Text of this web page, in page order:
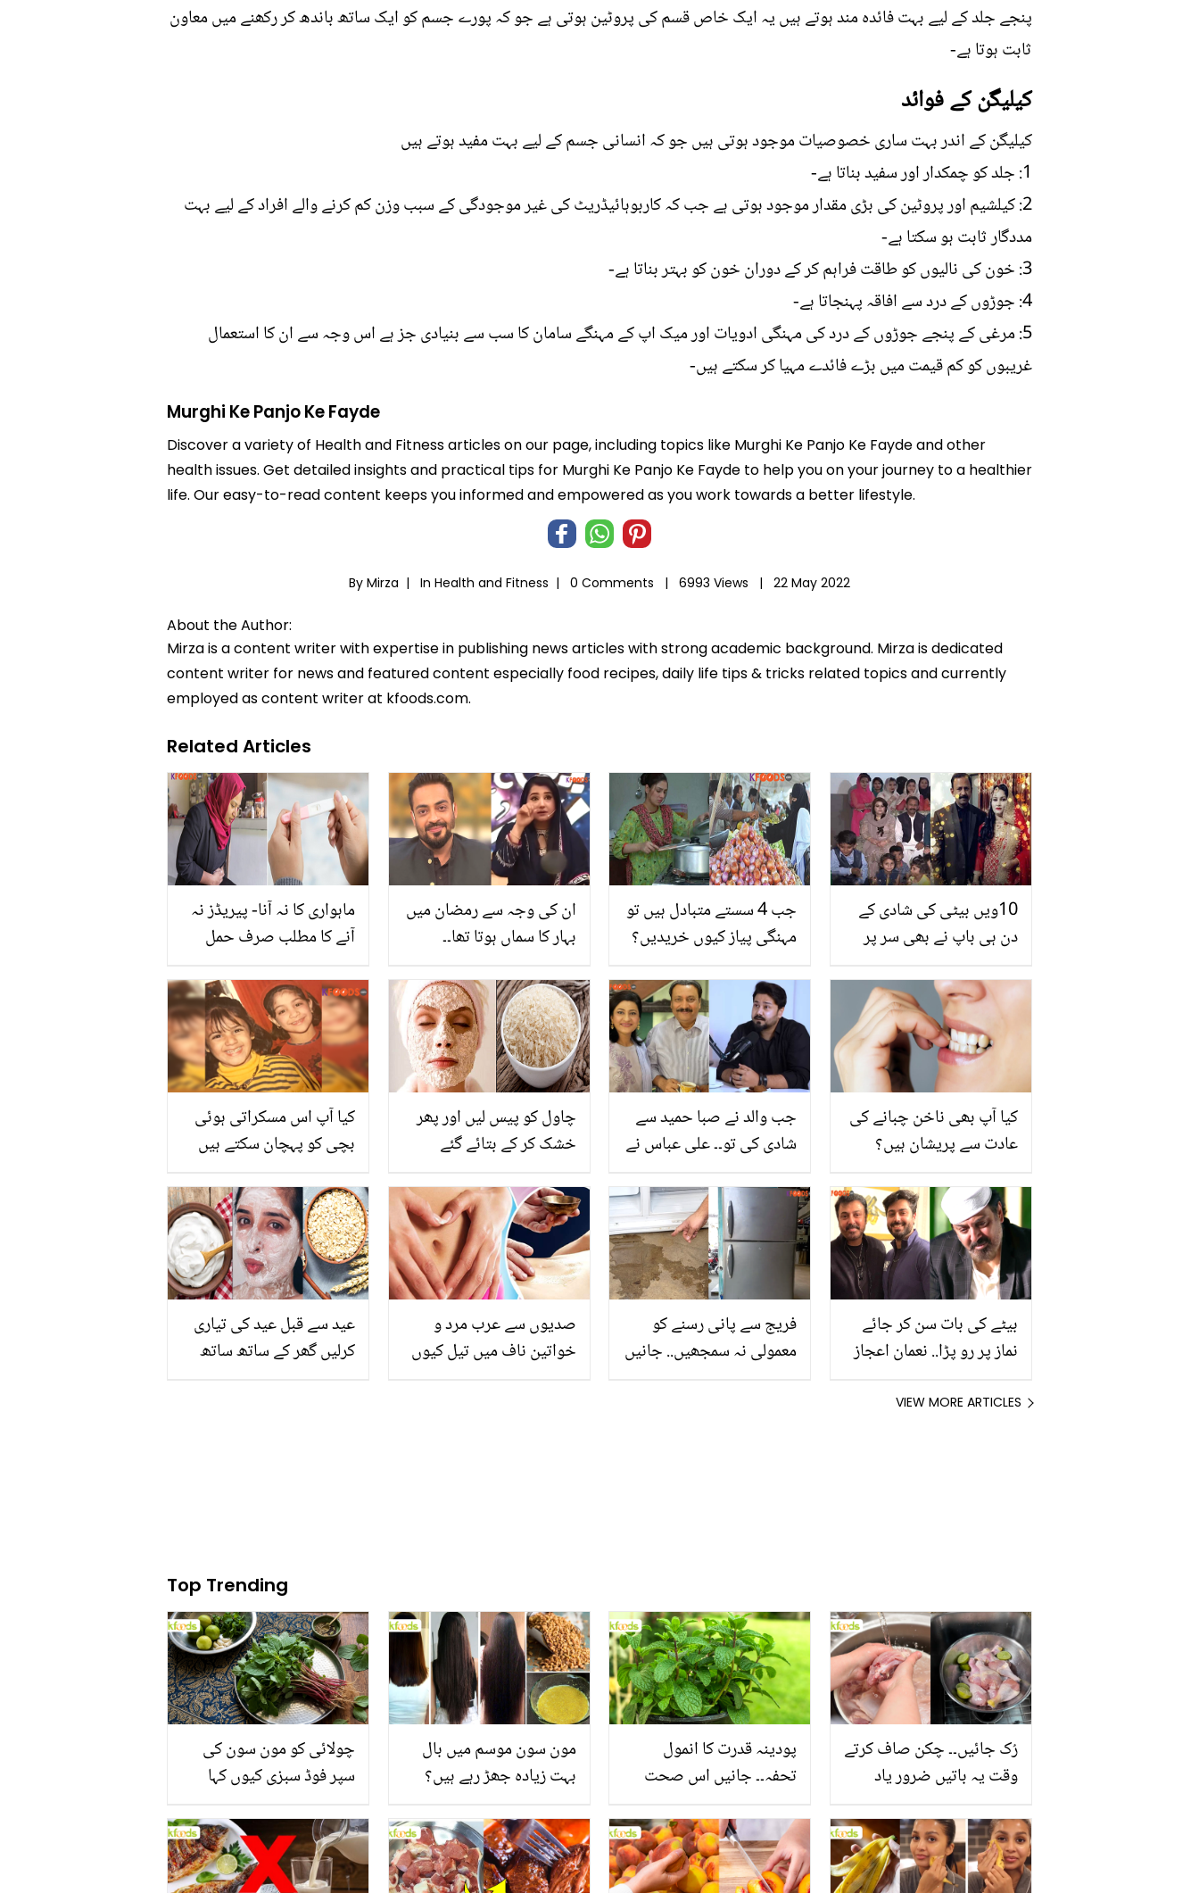
پنجے جلد کے لیے بہت فائدہ مند ہوتے ہیں یہ ایک خاص قسم کی پروٹین ہوتی ہے جو کہ پورے جسم کو ایک ساتھ باندھ کر رکھنے میں معاون
ثابت ہوتا ہے-
کیلیگن کے فوائد
کیلیگن کے اندر بہت ساری خصوصیات موجود ہوتی ہیں جو کہ انسانی جسم کے لیے بہت مفید ہوتے ہیں
1: جلد کو چمکدار اور سفید بناتا ہے-
2: کیلشیم اور پروٹین کی بڑی مقدار موجود ہوتی ہے جب کہ کاربوہائیڈریٹ کی غیر موجودگی کے سبب وزن کم کرنے والے افراد کے لیے بہت
مددگار ثابت ہو سکتا ہے-
3: خون کی نالیوں کو طاقت فراہم کر کے دوران خون کو بہتر بناتا ہے-
4: جوڑوں کے درد سے افاقہ پہنجاتا ہے-
5: مرغی کے پنجے جوڑوں کے درد کی مہنگی ادویات اور میک اپ کے مہنگے سامان کا سب سے بنیادی جز ہے اس وجہ سے ان کا استعمال
غریبوں کو کم قیمت میں بڑے فائدے مہیا کر سکتے ہیں-
Murghi Ke Panjo Ke Fayde
Discover a variety of Health and Fitness articles on our page, including topics like Murghi Ke Panjo Ke Fayde and other
health issues. Get detailed insights and practical tips for Murghi Ke Panjo Ke Fayde to help you on your journey to a healthier
life. Our easy-to-read content keeps you informed and empowered as you work towards a better lifestyle.
By Mirza | In Health and Fitness | 0 Comments | 6993 Views | 22 May 2022
About the Author:
Mirza is a content writer with expertise in publishing news articles with strong academic background. Mirza is dedicated
content writer for news and featured content especially food recipes, daily life tips & tricks related topics and currently
employed as content writer at kfoods.com.
Related Articles
ماہواری کا نہ آنا- پیریڈز نہ
آنے کا مطلب صرف حمل
ماہواری میں بے قاعدگی کا
سبب بننے والی چند
خطرناک وجوہات، جن کا
جاننا ضروری ہے
ان کی وجہ سے رمضان میں
بہار کا سماں ہوتا تھا۔۔
مرحوم عامر لیاقت کو یاد کر
کے رو پڑیں
جب 4 سستے متبادل ہیں تو
مہنگی پیاز کیوں خریدیں؟
سالن میں ڈالنے کے لئے پیاز
کے بجائے یہ چیزیں
استعمال کریں
10ویں بیٹی کی شادی کے
دن ہی باپ نے بھی سر پر
نانا نے پانچویں شادی کرلی
کیا آپ اس مسکراتی ہوئی
بچی کو پہچان سکتے ہیں
ہیں؟ 98 فیصد لوگ ناکام
ہوجاتے ہیں
چاول کو پیس لیں اور پھر
خشک کر کے بتائے گئے
ایسا کمال کا نسخہ کہ جاننے
کے بعد آپ بھی استعمال
یقینی بنالیں گے
جب والد نے صبا حمید سے
شادی کی تو۔۔ علی عباس نے
زخم کھول کے رکھ دیئے
کیا آپ بھی ناخن چبانے کی
عادت سے پریشان ہیں؟
عید سے قبل عید کی تیاری
کرلیں گھر کے ساتھ ساتھ
صدیوں سے عرب مرد و
خواتین ناف میں تیل کیوں
فریج سے پانی رسنے کو
معمولی نہ سمجھیں.. جانیں
بیٹے کی بات سن کر جائے
نماز پر رو پڑا.. نعمان اعجاز
چونکا دینے والا انکشاف
VIEW MORE ARTICLES
Top Trending
چولائی کو مون سون کی
سپر فوڈ سبزی کیوں کہا
منرلز اور اینٹی آکسیڈنٹس
سے بھرپور اس سبزی کے
فائدے
مون سون موسم میں بال
بہت زیادہ جھڑ رہے ہیں؟
بنانے کے چند قدرتی طریقے
پودینہ قدرت کا انمول
تحفہ۔۔ جانیں اس صحت
انگیز طبی فوائد
رُک جائیں۔۔ چکن صاف کرتے
وقت یہ باتیں ضرور یاد